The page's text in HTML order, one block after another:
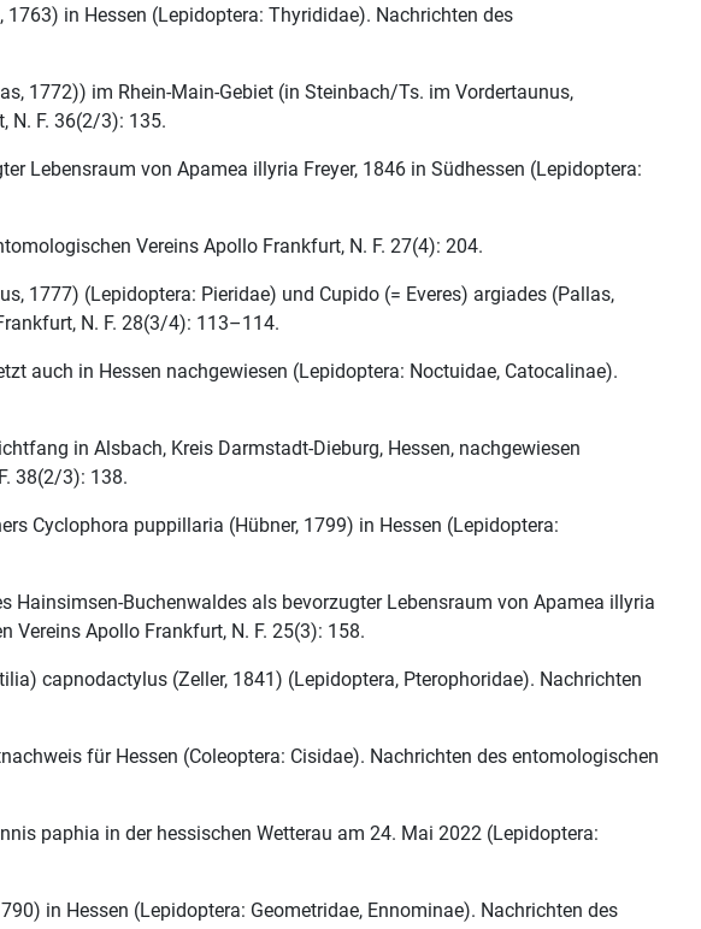
in Hessen (Lepidoptera: Thyrididae). Nachrichten des
1772)) im Rhein-Main-Gebiet (in Steinbach/Ts. im Vordertaunus,
N. F. 36(2/3): 135.
Lebensraum von Apamea illyria Freyer, 1846 in Südhessen (Lepidoptera:
Vereins Apollo Frankfurt, N. F. 27(4): 204.
1777) (Lepidoptera: Pieridae) und Cupido (= Everes) argiades (Pallas,
N. F. 28(3/4): 113–114.
auch in Hessen nachgewiesen (Lepidoptera: Noctuidae, Catocalinae).
in Alsbach, Kreis Darmstadt-Dieburg, Hessen, nachgewiesen
38(2/3): 138.
Cyclophora puppillaria (Hübner, 1799) in Hessen (Lepidoptera:
Hainsimsen-Buchenwaldes als bevorzugter Lebensraum von Apamea illyria
Vereins Apollo Frankfurt, N. F. 25(3): 158.
capnodactylus (Zeller, 1841) (Lepidoptera, Pterophoridae). Nachrichten
für Hessen (Coleoptera: Cisidae). Nachrichten des entomologischen
paphia in der hessischen Wetterau am 24. Mai 2022 (Lepidoptera:
in Hessen (Lepidoptera: Geometridae, Ennominae). Nachrichten des